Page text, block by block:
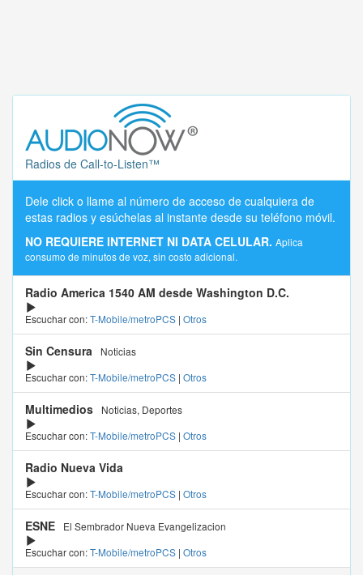
Radios de Call-to-Listen™
Dele click o llame al número de acceso de cualquiera de
estas radios y esúchelas al instante desde su teléfono móvil.
NO REQUIERE INTERNET NI DATA CELULAR. Aplica
consumo de minutos de voz, sin costo adicional.
Radio America 1540 AM desde Washington D.C.
Escuchar con:T-Mobile/metroPCS | Otros
Sin Censura
Noticias
Escuchar con:T-Mobile/metroPCS | Otros
Multimedios
Noticias, Deportes
Escuchar con:T-Mobile/metroPCS | Otros
Radio Nueva Vida
Escuchar con:T-Mobile/metroPCS | Otros
ESNE
El Sembrador Nueva Evangelizacion
Escuchar con:T-Mobile/metroPCS | Otros